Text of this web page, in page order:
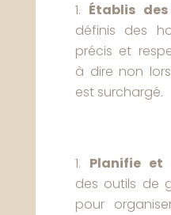
Établis
définis des
précis et
à dire non
est surchargé.
Planifie et
des outils de
pour